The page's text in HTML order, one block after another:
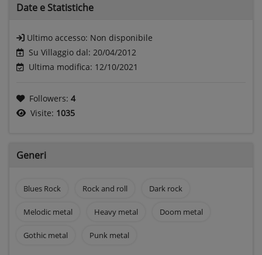
Date e Statistiche
Ultimo accesso: Non disponibile
Su Villaggio dal: 20/04/2012
Ultima modifica: 12/10/2021
Followers: 4
Visite: 1035
Generi
Blues Rock Rock and roll Dark rock
Melodic metal Heavy metal Doom metal
Gothic metal Punk metal